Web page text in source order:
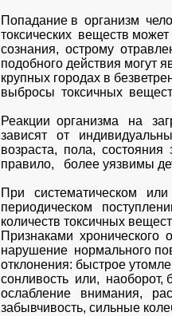
Попадание в  организм
токсических  веществ может
сознания,  острому
подобного действия могут
крупных городах в
выбросы  токсичных
Реакции  организма   на
зависят   от
возраста,  пола,  состояния
правило,   более уязвимы
При   систематическом
периодическом
количеств токсичных
Признаками  хронического
нарушение  нормального
отклонения: быстрое
сонливость  или,
ослабление   внимания,
забывчивость, сильные